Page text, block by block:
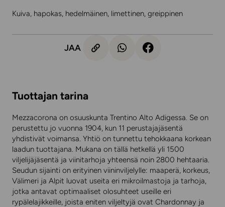
Kuiva, hapokas, hedelmäinen, limettinen, greippinen
JAA
Tuottajan tarina
Mezzacorona on osuuskunta Trentino Alto Adigessa. Se on
perustettu jo vuonna 1904, kun 11 perustajajäsentä
yhdistivät voimansa. Yhtiö on tunnettu tehokkaana korkean
laadun tuottajana. Mukana on tällä hetkellä yli 1500
viljelijäjäsentä ja viinitarhoja yhteensä noin 2800 hehtaaria.
Seudun sijainti on erityinen viininviljelylle: maaperä, korkeus,
Välimeri ja Alpit luovat useita eri mikroilmastoja ja tarhoja,
jotka antavat optimaaliset olosuhteet useille eri
rypälelajikkeille, joista eniten viljeltyjä ovat Chardonnay ja